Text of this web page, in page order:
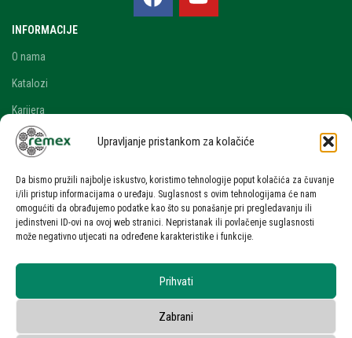
Upravljanje pristankom za kolačiće
Da bismo pružili najbolje iskustvo, koristimo tehnologije poput kolačića za čuvanje
i/ili pristup informacijama o uređaju. Suglasnost s ovim tehnologijama će nam
omogućiti da obrađujemo podatke kao što su ponašanje pri pregledavanju ili
jedinstveni ID-ovi na ovoj web stranici. Nepristanak ili povlačenje suglasnosti
može negativno utjecati na određene karakteristike i funkcije.
Prihvati
Zabrani
INFORMACIJE
O nama
Katalozi
Karijera
Blog i novosti
RAČUN
Moj račun
Zahtjev za ponudom
UVJETI KORIŠTENJA
Uvjeti korištenja stranice